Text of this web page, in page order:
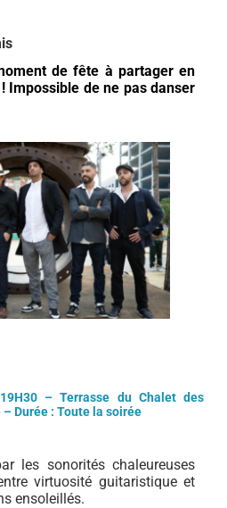
de fête à partager en
Impossible de ne pas danser
19H30 – Terrasse du Chalet des
– Durée : Toute la soirée
les sonorités chaleureuses
virtuosité guitaristique et
ensoleillés.